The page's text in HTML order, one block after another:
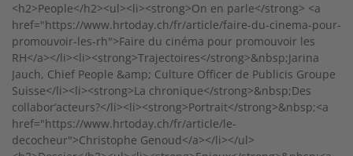
<h2>People</h2><ul><li><strong>On en parle</strong> <a
href="https://www.hrtoday.ch/fr/article/faire-du-cinema-pour-
promouvoir-les-rh">Faire du cinéma pour promouvoir les
RH</a></li><li><strong>Trajectoires</strong>&nbsp;Jarina
Jauch, Chief People &amp; Culture Officer de Publicis Groupe
Suisse</li><li><strong>La chronique</strong>&nbsp;Des
collabor’acteurs?</li><li><strong>Portrait</strong>&nbsp;<a
href="https://www.hrtoday.ch/fr/article/le-
decocheur">Christophe Genoud</a></li></ul>